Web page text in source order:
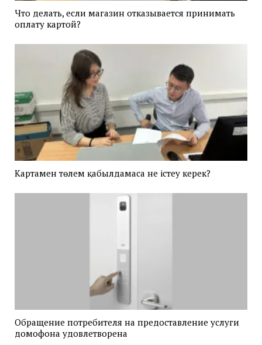
Что делать, если магазин отказывается принимать
оплату картой?
Картамен төлем қабылдамаса не істеу керек?
Обращение потребителя на предоставление услуги
домофона удовлетворена